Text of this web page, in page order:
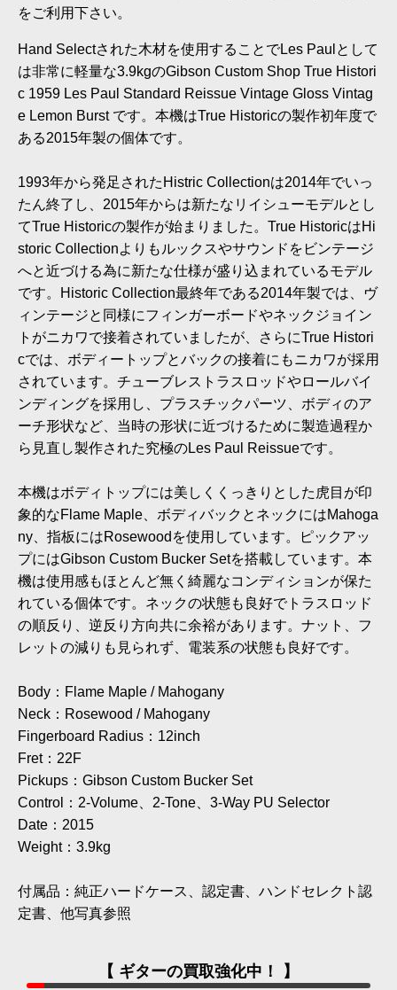
をご利用下さい。
Hand Selectされた木材を使用することでLes Paulとして
は非常に軽量な3.9kgのGibson Custom Shop True Histori
c 1959 Les Paul Standard Reissue Vintage Gloss Vintag
e Lemon Burst です。本機はTrue Historicの製作初年度で
ある2015年製の個体です。
1993年から発足されたHistric Collectionは2014年でいっ
たん終了し、2015年からは新たなリイシューモデルとし
てTrue Historicの製作が始まりました。True HistoricはHi
storic Collectionよりもルックスやサウンドをビンテージ
へと近づける為に新たな仕様が盛り込まれているモデル
です。Historic Collection最終年である2014年製では、ヴ
ィンテージと同様にフィンガーボードやネックジョイン
トがニカワで接着されていましたが、さらにTrue Histori
cでは、ボディートップとバックの接着にもニカワが採用
されています。チューブレストラスロッドやロールバイ
ンディングを採用し、プラスチックパーツ、ボディのア
ーチ形状など、当時の形状に近づけるために製造過程か
ら見直し製作された究極のLes Paul Reissueです。
本機はボディトップには美しくくっきりとした虎目が印
象的なFlame Maple、ボディバックとネックにはMahoga
ny、指板にはRosewoodを使用しています。ピックアッ
プにはGibson Custom Bucker Setを搭載しています。本
機は使用感もほとんど無く綺麗なコンディションが保た
れている個体です。ネックの状態も良好でトラスロッド
の順反り、逆反り方向共に余裕があります。ナット、フ
レットの減りも見られず、電装系の状態も良好です。
Body：Flame Maple / Mahogany
Neck：Rosewood / Mahogany
Fingerboard Radius：12inch
Fret：22F
Pickups：Gibson Custom Bucker Set
Control：2-Volume、2-Tone、3-Way PU Selector
Date：2015
Weight：3.9kg
付属品：純正ハードケース、認定書、ハンドセレクト認
定書、他写真参照
【 ギターの買取強化中！ 】